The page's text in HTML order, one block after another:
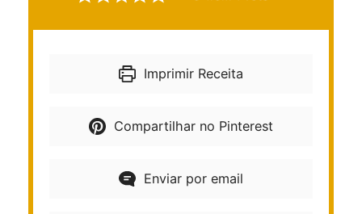
Imprimir Receita
Compartilhar no Pinterest
Enviar por email